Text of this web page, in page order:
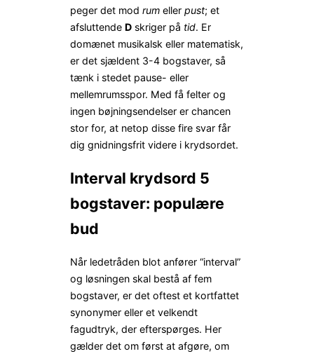
peger det mod rum eller pust; et
afsluttende D skriger på tid. Er
domænet musikalsk eller matematisk,
er det sjældent 3-4 bogstaver, så
tænk i stedet pause- eller
mellemrumsspor. Med få felter og
ingen bøjningsendelser er chancen
stor for, at netop disse fire svar får
dig gnidningsfrit videre i krydsordet.
Interval krydsord 5
bogstaver: populære
bud
Når ledetråden blot anfører “interval”
og løsningen skal bestå af fem
bogstaver, er det oftest et kortfattet
synonymer eller et velkendt
fagudtryk, der efterspørges. Her
gælder det om først at afgøre, om